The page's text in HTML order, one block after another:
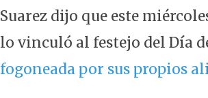
Suarez dijo que este
lo vinculó al festejo del Día
fogoneada por sus propios